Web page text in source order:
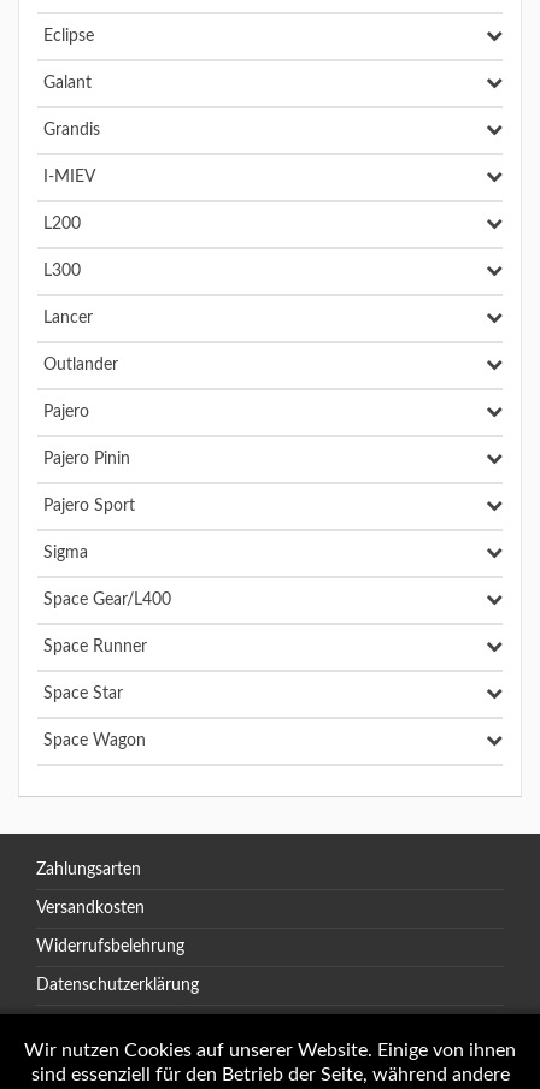
Eclipse
Galant
Grandis
I-MIEV
L200
L300
Lancer
Outlander
Pajero
Pajero Pinin
Pajero Sport
Sigma
Space Gear/L400
Space Runner
Space Star
Space Wagon
Zahlungsarten
Versandkosten
Widerrufsbelehrung
Datenschutzerklärung
Wir nutzen Cookies auf unserer Website. Einige von ihnen
sind essenziell für den Betrieb der Seite, während andere